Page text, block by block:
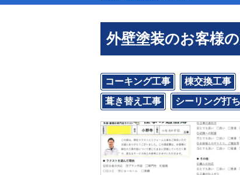
外壁塗装のお客様
コーキング工事 棟交換工事
葺き替え工事
シーリング打